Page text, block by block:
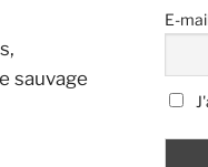
sauvage
E-